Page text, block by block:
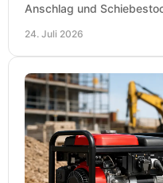
Anschlag und
24. Juli 2026